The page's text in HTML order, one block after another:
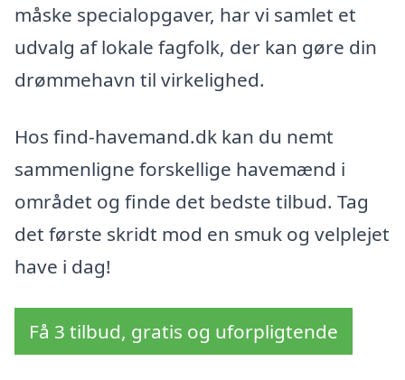
måske specialopgaver, har vi samlet et
udvalg af lokale fagfolk, der kan gøre din
drømmehavn til virkelighed.
Hos find-havemand.dk kan du nemt
sammenligne forskellige havemænd i
området og finde det bedste tilbud. Tag
det første skridt mod en smuk og velplejet
have i dag!
Få 3 tilbud, gratis og uforpligtende